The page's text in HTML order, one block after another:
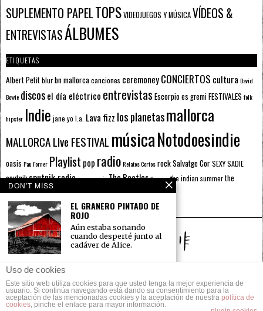
SUPLEMENTO PAPELTOPSVIDEOJUEGOS Y MÚSICAVÍDEOS &
ENTREVISTASÁLBUMES
ETIQUETAS
Albert Petitblurbn mallorcacanciones ceremoneyCONCIERTOS cultura David
Bowie discosel día eléctrico entrevistas Escorpioes gremiFESTIVALES folk
hipster Indie jane yo l.a. Lava fizz los planetasmallorca
MALLORCA LIve FESTIVAL músicaNotodoesindie
oasis Pau Forner Playlist pop radioRelatos CortosrockSalvatge CorSEXY SADIE
sputniksputnik radiosummer pieThe Beatlesthe curethe indian summerthe
prussiansthe wheelsu2veranoálbumes
© 2014 Todos los derechos reservados.
POLÍTICA DE PRIVACIDAD CONTACTO
Uso de cookies
Este sitio web utiliza cookies para que usted tenga la mejor experiencia de
usuario. Si continúa navegando está dando su consentimiento para la
aceptación de las mencionadas cookies y la aceptación de nuestra política de
cookies, pinche el enlace para mayor información.
DON'T MISS
EL GRANERO PINTADO DE
ROJO
Aún estaba soñando
cuando desperté junto al
cadáver de Alice.
Era aquel camino un
paseo de olores y
sensaciones distintas